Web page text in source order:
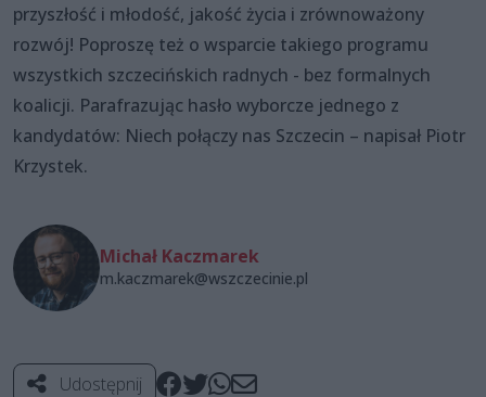
przyszłość i młodość, jakość życia i zrównoważony
rozwój! Poproszę też o wsparcie takiego programu
wszystkich szczecińskich radnych - bez formalnych
koalicji. Parafrazując hasło wyborcze jednego z
kandydatów: Niech połączy nas Szczecin – napisał Piotr
Krzystek.
Michał Kaczmarek
m.kaczmarek@wszczecinie.pl
Udostępnij